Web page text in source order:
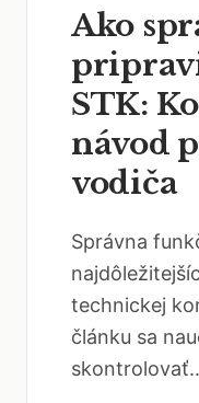
Ako
STK:
návod
vodiča
Správna
technickej
článku sa